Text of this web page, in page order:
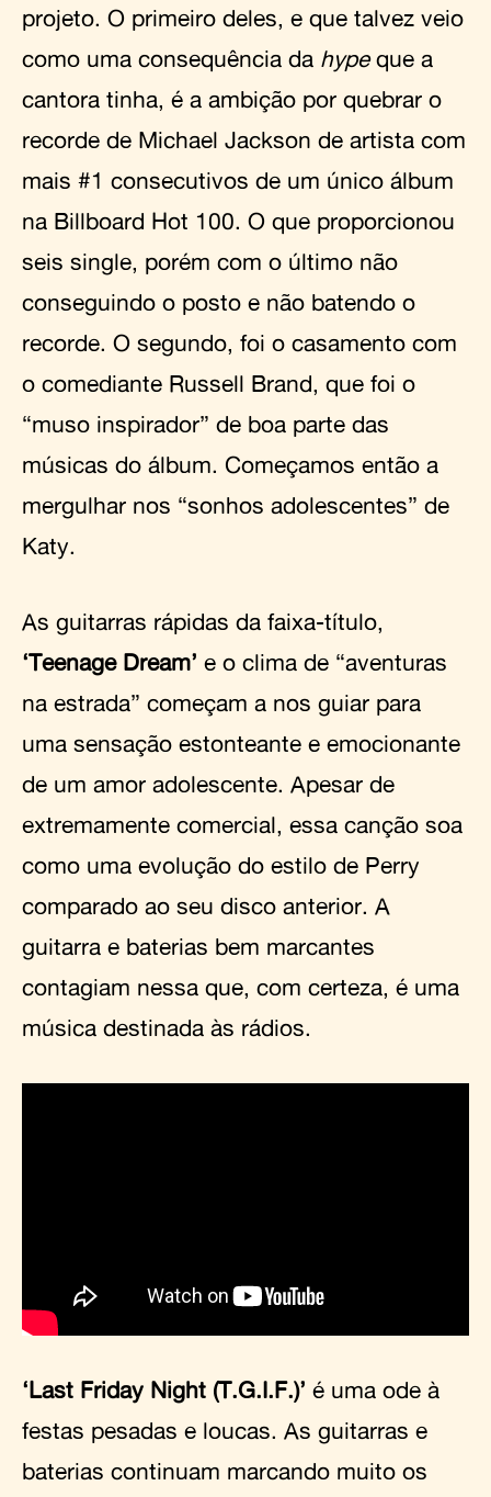
projeto. O primeiro deles, e que talvez veio
como uma consequência da hypeque a
cantora tinha, é a ambição por quebrar o
recorde de Michael Jackson de artista com
mais #1 consecutivos de um único álbum
na Billboard Hot 100. O que proporcionou
seis single, porém com o último não
conseguindo o posto e não batendo o
recorde. O segundo, foi o casamento com
o comediante Russell Brand, que foi o
“muso inspirador” de boa parte das
músicas do álbum. Começamos então a
mergulhar nos “sonhos adolescentes” de
Katy.
As guitarras rápidas da faixa-título,
‘Teenage Dream’ e o clima de “aventuras
na estrada” começam a nos guiar para
uma sensação estonteante e emocionante
de um amor adolescente. Apesar de
extremamente comercial, essa canção soa
como uma evolução do estilo de Perry
comparado ao seu disco anterior. A
guitarra e baterias bem marcantes
contagiam nessa que, com certeza, é uma
música destinada às rádios.
‘Last Friday Night (T.G.I.F.)’ é uma ode à
festas pesadas e loucas. As guitarras e
baterias continuam marcando muito os